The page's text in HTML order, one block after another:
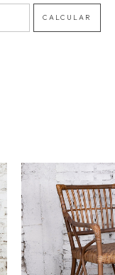
CALCULAR